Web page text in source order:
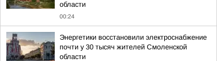
области
00:24
Энергетики восстановили электроснабжение
почти у 30 тысяч жителей Смоленской
области